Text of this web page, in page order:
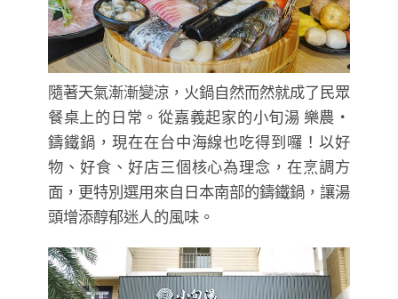
隨著天氣漸漸變涼，火鍋自然而然就成了民眾
餐桌上的日常。從嘉義起家的小旬湯 樂農・
鑄鐵鍋，現在在台中海線也吃得到囉！以好
物、好食、好店三個核心為理念，在烹調方
面，更特別選用來自日本南部的鑄鐵鍋，讓湯
頭增添醇郁迷人的風味。